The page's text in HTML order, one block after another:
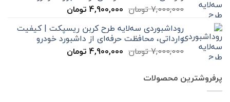
7,000,000تومان قیمت
7,000,000 تومان
بود.
4,900,000 تومانقیمت
4,900,000 تومان
است.
روداشبوردی سه‌لایه طرح کربن ریسپکت | کیفیت
وارداتی، محافظت حرفه‌ای از داشبورد خودرو
7,000,000تومان قیمت
4,900,000 تومانقیمت
پرفروشترین محصولات